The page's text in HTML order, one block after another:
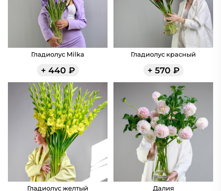
Гладиолус Milka
+ 440 ₽
Гладиолус красный
+ 570 ₽
Гладиолус желтый Далия